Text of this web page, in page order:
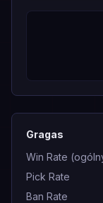
Gragas
Win Rate
Pick Rate
Ban Rate